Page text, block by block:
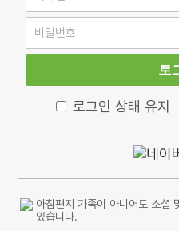
로
로그인 상태 유지
아침편지 가족이 아니어도 소셜
있습니다.